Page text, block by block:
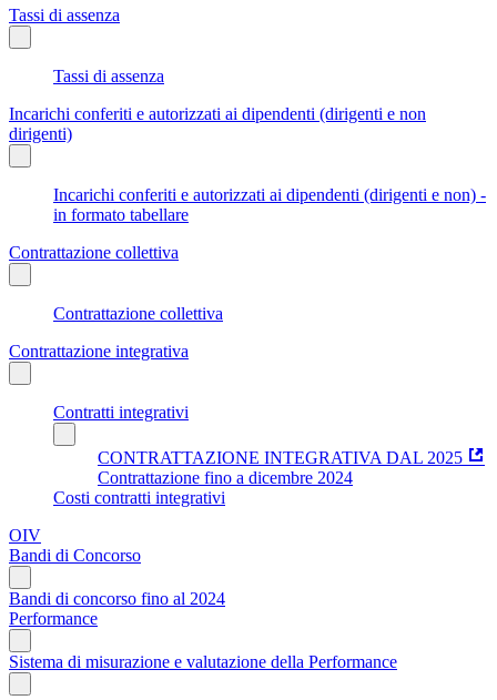
Tassi di assenza
Tassi di assenza
Incarichi conferiti e autorizzati ai dipendenti (dirigenti e non
dirigenti)
Incarichi conferiti e autorizzati ai dipendenti (dirigenti e non) -
in formato tabellare
Contrattazione collettiva
Contrattazione collettiva
Contrattazione integrativa
Contratti integrativi
CONTRATTAZIONE INTEGRATIVA DAL 2025
Contrattazione fino a dicembre 2024
Costi contratti integrativi
OIV
Bandi di Concorso
Bandi di concorso fino al 2024
Performance
Sistema di misurazione e valutazione della Performance